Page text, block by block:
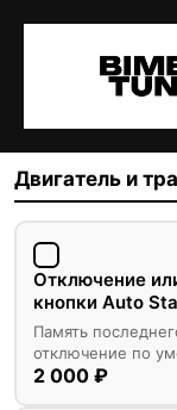
Выберите
Двигатель и
Отключение
кнопки Auto
Память
отключение по
2 000 ₽